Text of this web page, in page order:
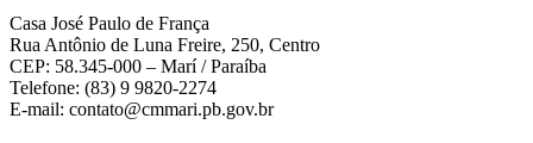
Casa José Paulo de França
Rua Antônio de Luna Freire, 250, Centro
CEP: 58.345-000 – Marí / Paraíba
Telefone: (83) 9 9820-2274
E-mail: contato@cmmari.pb.gov.br